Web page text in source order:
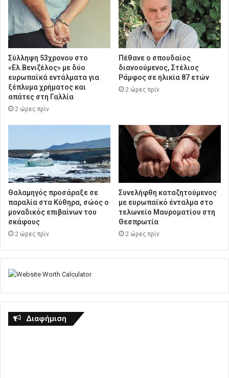
Σύλληψη 53χρονου στο
«Ελ.Βενιζέλος» με δύο
ευρωπαϊκά εντάλματα για
ξέπλυμα χρήματος και
απάτες στη Γαλλία
2 ώρες πρίν
Πέθανε ο σπουδαίος
διανοούμενος, Στέλιος
Ράμφος σε ηλικία 87 ετών
2 ώρες πρίν
Θαλαμηγός προσάραξε σε
παραλία στα Κύθηρα, σώος ο
μοναδικός επιβαίνων του
σκάφους
2 ώρες πρίν
Συνελήφθη καταζητούμενος
με ευρωπαϊκό ένταλμα στο
τελωνείο Μαυροματίου στη
Θεσπρωτία
2 ώρες πρίν
Διαφήμιση